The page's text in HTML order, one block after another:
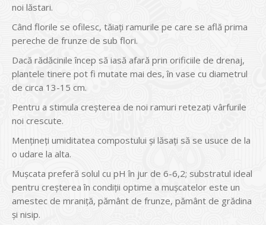
noi lăstari.
Când florile se ofilesc, tăiați ramurile pe care se află prima
pereche de frunze de sub flori.
Dacă rădăcinile încep să iasă afară prin orificiile de drenaj,
plantele tinere pot fi mutate mai des, în vase cu diametrul
de circa 13-15 cm.
Pentru a stimula creșterea de noi ramuri retezați vârfurile
noi crescute.
Mențineți umiditatea compostului și lăsați să se usuce de la
o udare la alta.
Mușcata preferă solul cu pH în jur de 6-6,2; substratul ideal
pentru creșterea în condiții optime a mușcatelor este un
amestec de mraniță, pământ de frunze, pământ de grădina
și nisip.